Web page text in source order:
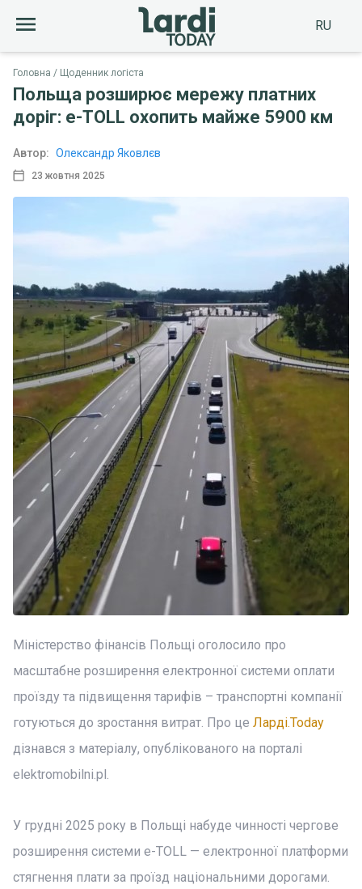
RU
Головна Щоденник логіста
Польща розширює мережу платних
доріг: e-TOLL охопить майже 5900 км
23 жовтня 2025
Автор: Олександр Яковлєв
Міністерство фінансів Польщі оголосило про
масштабне розширення електронної системи оплати
проїзду та підвищення тарифів – транспортні компанії
готуються до зростання витрат. Про це Ларді.Today
дізнався з матеріалу, опублікованого на порталі
elektromobilni.pl.
У грудні 2025 року в Польщі набуде чинності чергове
розширення системи e-TOLL — електронної платформи
стягнення плати за проїзд національними дорогами.